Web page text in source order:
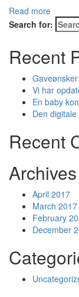
Read more
Search for:
Recent
Vi har
En baby
Den digitale
Recent
Archives
April 2017
March 2017
February
December